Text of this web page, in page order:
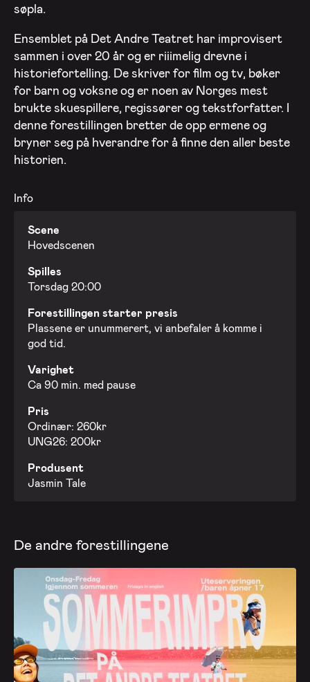
søpla.
Ensemblet på Det Andre Teatret har improvisert
sammen i over 20 år og er riiimelig drevne i
historiefortelling. De skriver for film og tv, bøker
for barn og voksne og er noen av Norges mest
brukte skuespillere, regissører og tekstforfatter. I
denne forestillingen bretter de opp ermene og
bryner seg på hverandre for å finne den aller beste
historien.
Info
Scene
Hovedscenen
Spilles
Torsdag 20:00
Forestillingen starter presis
Plassene er unummerert, vi anbefaler å komme i
god tid.
Varighet
Ca 90 min. med pause
Pris
Ordinær: 260kr
UNG26: 200kr
Produsent
Jasmin Tale
De andre forestillingene